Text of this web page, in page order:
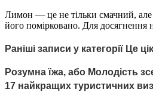
Лимон — це не тільки смачний, але
його помірковано. Для досягнення
Раніші записи у категорії Це
Розумна їжа, або Молодість
17 найкращих туристичних